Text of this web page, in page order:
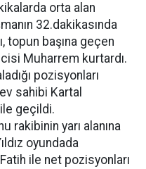
orta alan
32.dakikasında
topun başına geçen
Muharrem kurtardı.
pozisyonları
sahibi Kartal
geçildi.
rakibinin yarı alanına
oyundada
ile net pozisyonları